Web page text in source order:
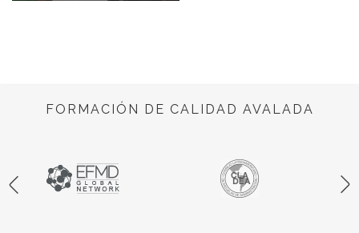
FORMACIÓN DE CALIDAD AVALADA